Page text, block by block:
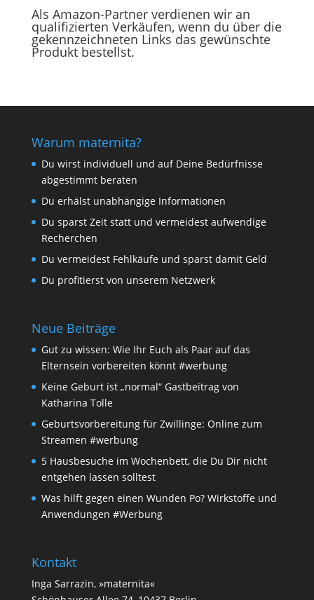
Als Amazon-Partner verdienen wir an
qualifizierten Verkäufen, wenn du über die
gekennzeichneten Links das gewünschte
Produkt bestellst.
Warum maternita?
Du wirst individuell und auf Deine Bedürfnisse
abgestimmt beraten
Du erhälst unabhängige Informationen
Du sparst Zeit statt und vermeidest aufwendige
Recherchen
Du vermeidest Fehlkäufe und sparst damit Geld
Du profitierst von unserem Netzwerk
Neue Beiträge
Gut zu wissen: Wie Ihr Euch als Paar auf das
Elternsein vorbereiten könnt #werbung
Keine Geburt ist „normal“ Gastbeitrag von
Katharina Tolle
Geburtsvorbereitung für Zwillinge: Online zum
Streamen #werbung
5 Hausbesuche im Wochenbett, die Du Dir nicht
entgehen lassen solltest
Was hilft gegen einen Wunden Po? Wirkstoffe und
Anwendungen #Werbung
Kontakt
Inga Sarrazin, »maternita«